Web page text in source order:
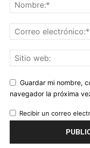
Guardar mi nombre,
navegador la próxima
Recibir un correo